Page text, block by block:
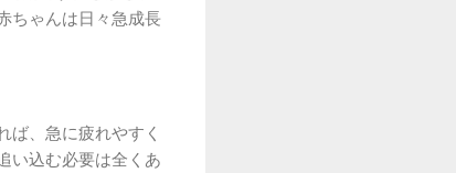
ちゃんは日々急成長
ば、急に疲れやすく
い込む必要は全くあ